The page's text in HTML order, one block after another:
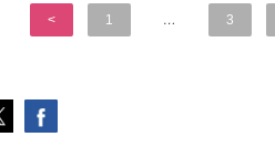
< 1 … 3